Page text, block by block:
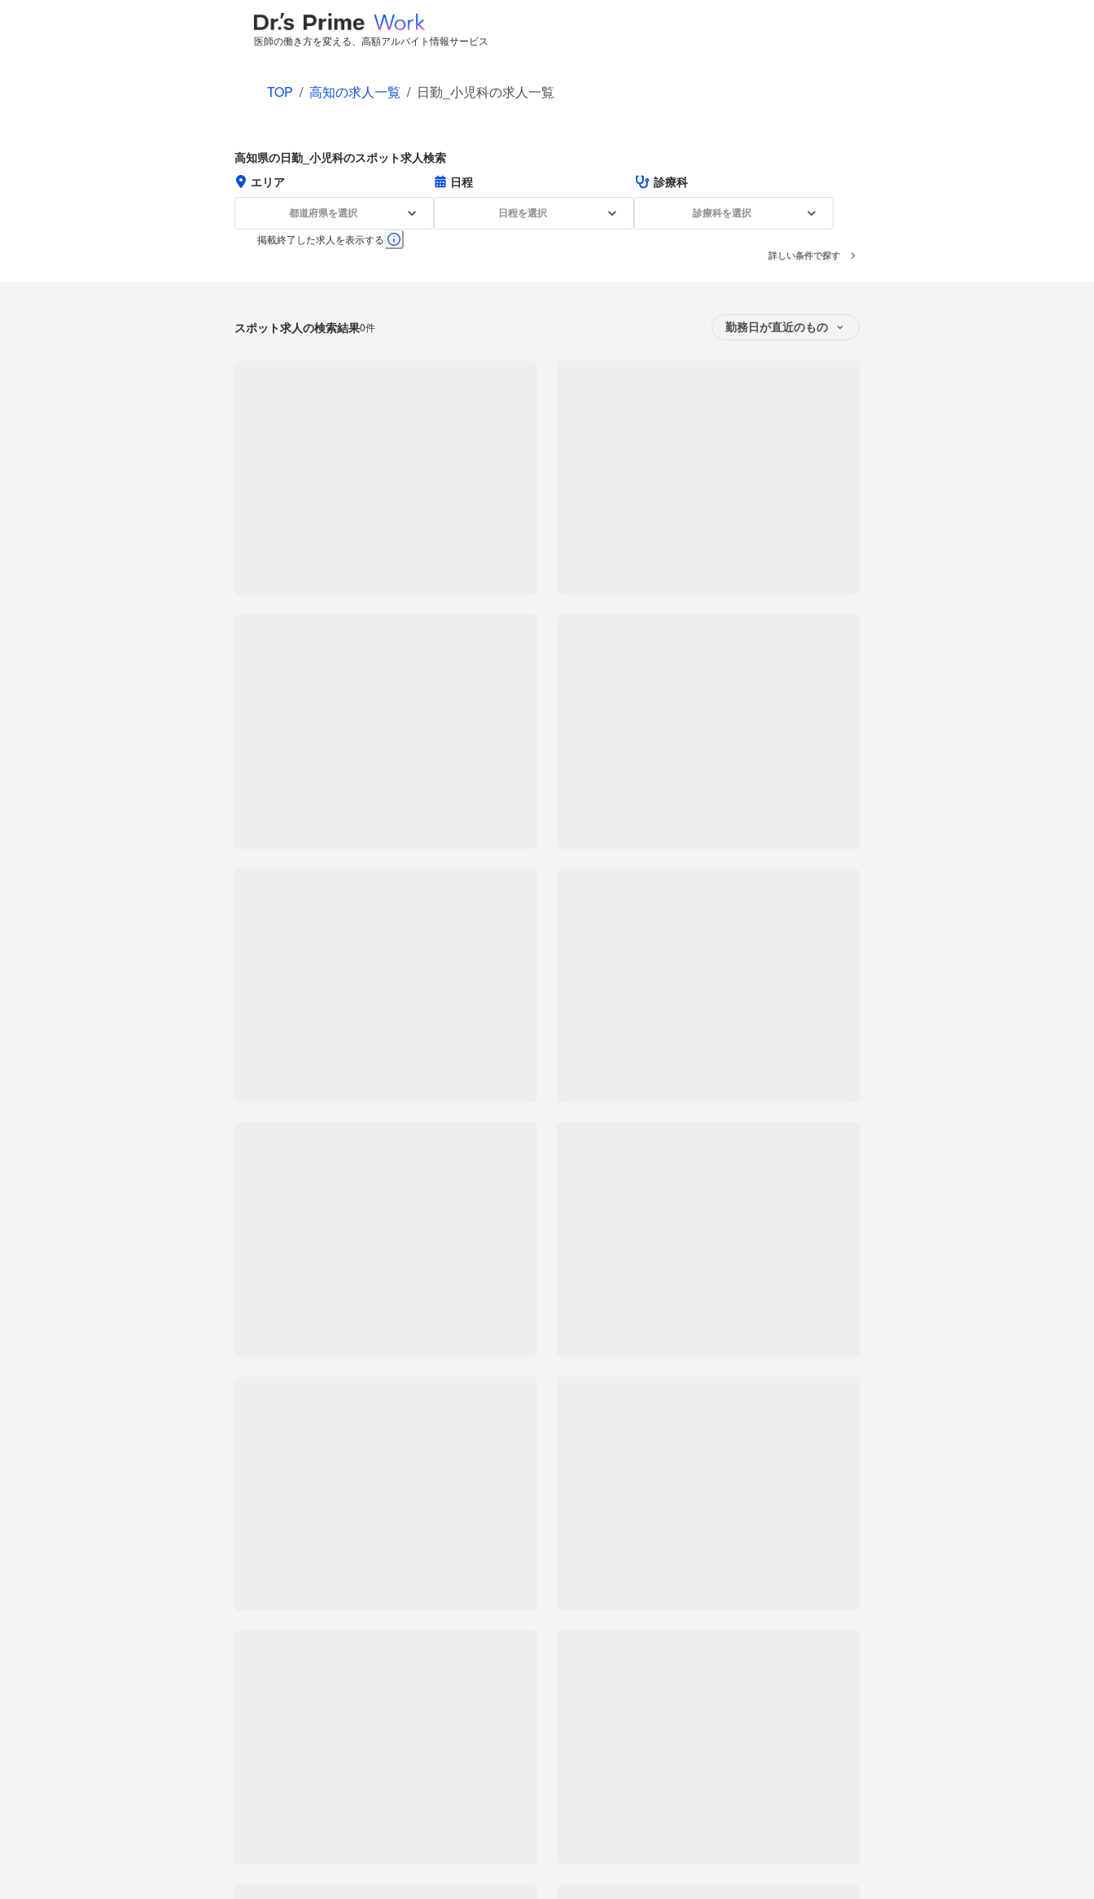
医師の働き方を変える、高額アルバイト情報サービス
TOP / 高知の求人一覧 / 日勤_小児科の求人一覧
高知県の日勤_小児科のスポット求人検索
エリア
都道府県を選択
日程
日程を選択
診療科
診療科を選択
掲載終了した求人を表示する
詳しい条件で探す
スポット求人の検索結果0件 勤務日が直近のもの